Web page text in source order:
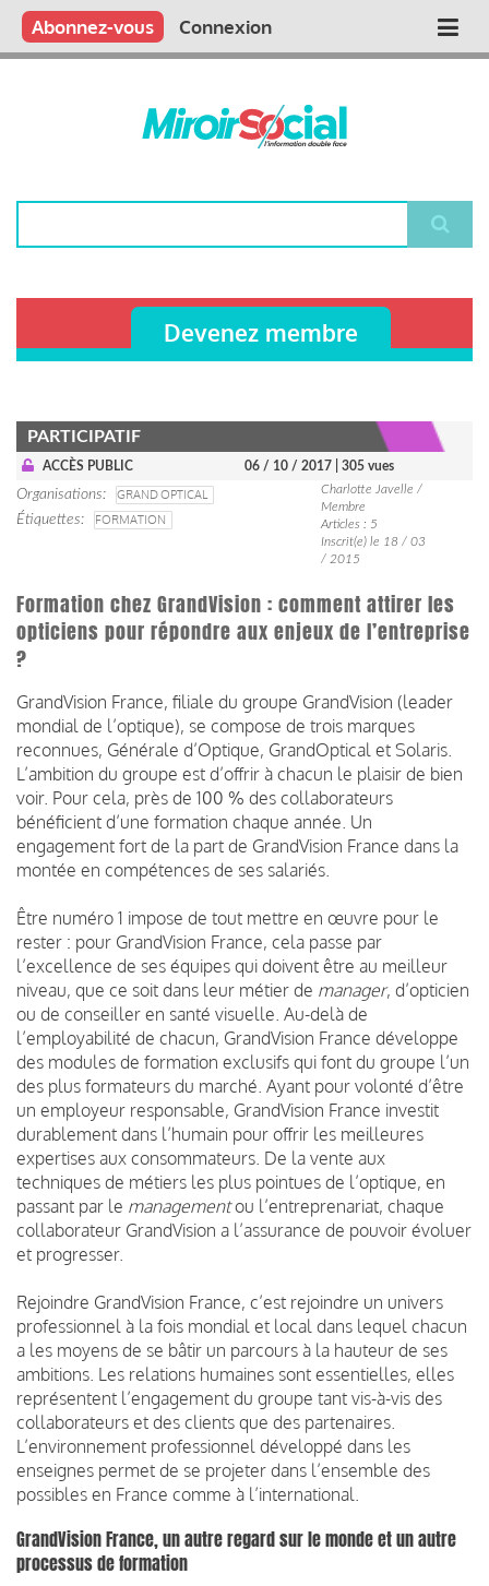
Aller
contenu
Main
Qui sommes nous ?
Vous publiez
Nous publions
Contactez-nous
Abonnez-vous Connexion
Devenez membre
PARTICIPATIF
ACCÈS PUBLIC 06 / 10 / 2017 | 305 vues
Organisations
GRAND OPTICAL
Étiquettes
FORMATION
Charlotte Javelle /
Membre
Articles : 5
Inscrit(e) le 18 / 03
/ 2015
Formation chez GrandVision : comment attirer les
opticiens pour répondre aux enjeux de l’entreprise
?
GrandVision France, filiale du groupe GrandVision (leader
mondial de l’optique), se compose de trois marques
reconnues, Générale d’Optique, GrandOptical et Solaris.
L’ambition du groupe est d’offrir à chacun le plaisir de bien
voir. Pour cela, près de 100 % des collaborateurs
bénéficient d’une formation chaque année. Un
engagement fort de la part de GrandVision France dans la
montée en compétences de ses salariés.
Être numéro 1 impose de tout mettre en œuvre pour le
rester : pour GrandVision France, cela passe par
l’excellence de ses équipes qui doivent être au meilleur
niveau, que ce soit dans leur métier de manager, d’opticien
ou de conseiller en santé visuelle. Au-delà de
l’employabilité de chacun, GrandVision France développe
des modules de formation exclusifs qui font du groupe l’un
des plus formateurs du marché. Ayant pour volonté d’être
un employeur responsable, GrandVision France investit
durablement dans l’humain pour offrir les meilleures
expertises aux consommateurs. De la vente aux
techniques de métiers les plus pointues de l’optique, en
passant par le managementou l’entreprenariat, chaque
collaborateur GrandVision a l’assurance de pouvoir évoluer
et progresser.
Rejoindre GrandVision France, c’est rejoindre un univers
professionnel à la fois mondial et local dans lequel chacun
a les moyens de se bâtir un parcours à la hauteur de ses
ambitions. Les relations humaines sont essentielles, elles
représentent l’engagement du groupe tant vis-à-vis des
collaborateurs et des clients que des partenaires.
L’environnement professionnel développé dans les
enseignes permet de se projeter dans l’ensemble des
possibles en France comme à l’international.
GrandVision France, un autre regard sur le monde et un autre
processus de formation